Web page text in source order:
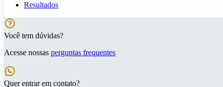
Resultados
Você tem dúvidas?
Acesse nossas perguntas frequentes
Quer entrar em contato?